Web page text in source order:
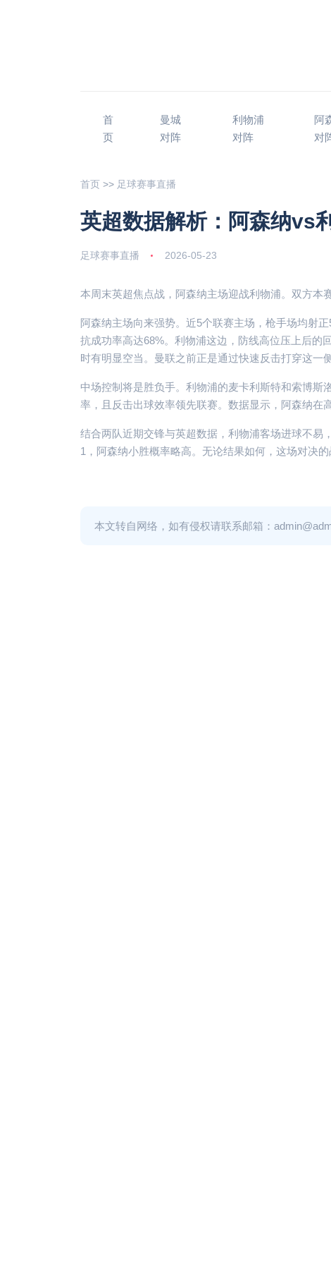
首
页
曼城
对阵
利物浦
对阵
阿
对
首页 >> 足球赛事直播
英超数据解析：阿森纳vs
足球赛事直播 2026-05-23
本周末英超焦点战，阿森纳主场迎战利物浦。双方本
阿森纳主场向来强势。近5个联赛主场，枪手场均射
抗成功率高达68%。利物浦这边，防线高位压上后的
时有明显空当。曼联之前正是通过快速反击打穿这一侧
中场控制将是胜负手。利物浦的麦卡利斯特和索博
率，且反击出球效率领先联赛。数据显示，阿森纳在
结合两队近期交锋与英超数据，利物浦客场进球不易
1，阿森纳小胜概率略高。无论结果如何，这场对决
本文转自网络，如有侵权请联系邮箱：